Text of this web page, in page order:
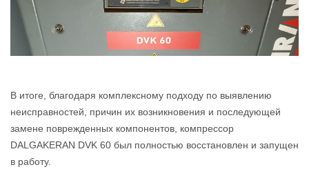
В итоге, благодаря комплексному подходу по выявлению
неисправностей, причин их возникновения и последующей
замене поврежденных компонентов, компрессор
DALGAKERAN DVK 60 был полностью восстановлен и запущен
в работу.